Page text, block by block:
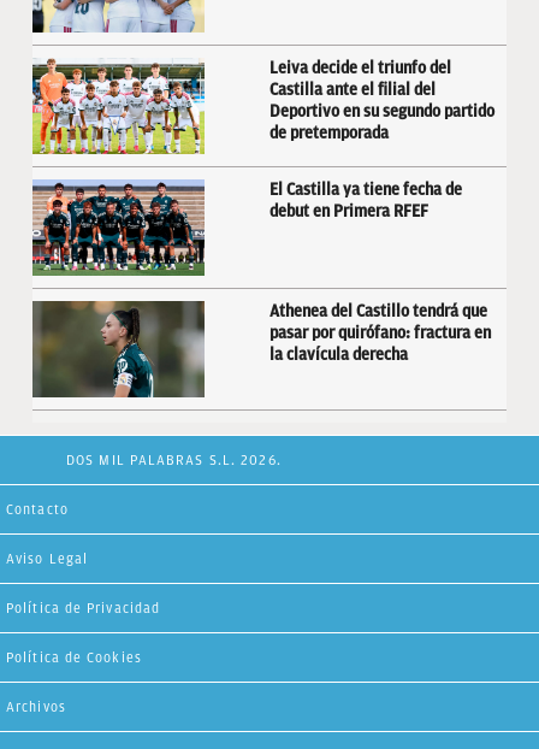
Leiva decide el triunfo del
Castilla ante el filial del
Deportivo en su segundo partido
de pretemporada
El Castilla ya tiene fecha de
debut en Primera RFEF
Athenea del Castillo tendrá que
pasar por quirófano: fractura en
la clavícula derecha
DOS MIL PALABRAS S.L. 2026.
Contacto
Aviso Legal
Política de Privacidad
Política de Cookies
Archivos